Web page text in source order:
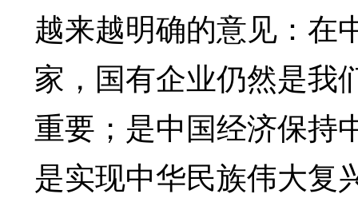
越来越明确的意见：在
家，国有企业仍然是我
重要；是中国经济保持
是实现中华民族伟大复